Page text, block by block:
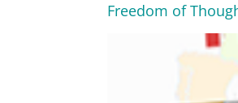
Freedom of